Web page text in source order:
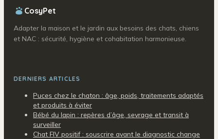
CosyPet
Adapter la maison et le jardin aux besoins des chats, chiens
et NAC : sécurité, hygiène et cohabitation harmonieuse.
DERNIERS ARTICLES
Puces chez le chaton : âge, poids, traitements adaptés
et produits à éviter
Bébé du lapin : repères d’âge, sevrage et transit à
surveiller
Chat FIV positif : souscrire avant le diagnostic change